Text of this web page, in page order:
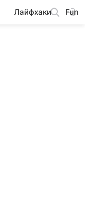
Лайфхаки Fun